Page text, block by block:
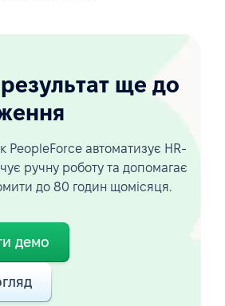
ще до
PeopleForce автоматизує HR-
ручну роботу та допомагає
до 80 годин щомісяця.
демо